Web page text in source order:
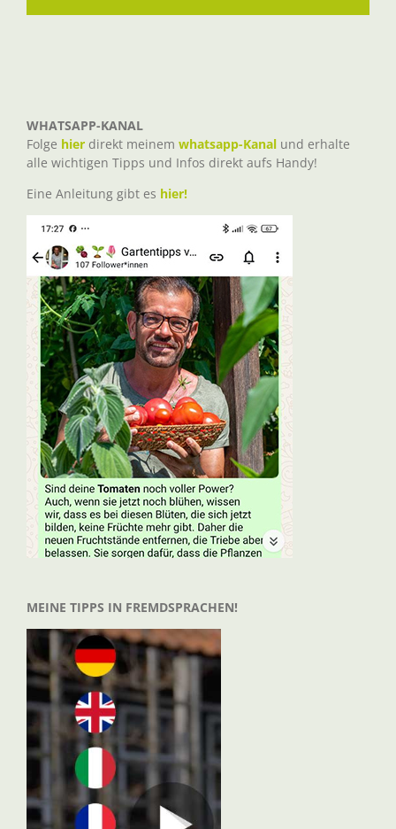
WHATSAPP-KANAL
Folge hier direkt meinem whatsapp-Kanal und erhalte
alle wichtigen Tipps und Infos direkt aufs Handy!
Eine Anleitung gibt es hier!
MEINE TIPPS IN FREMDSPRACHEN!